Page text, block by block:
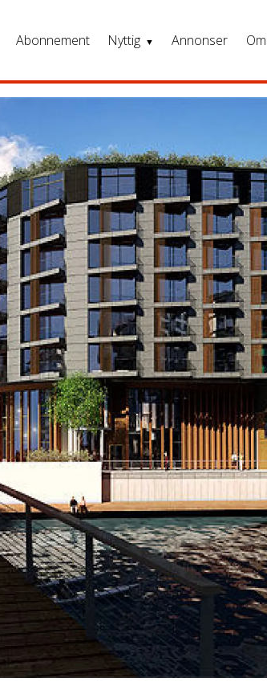
Abonnement Nyttig Annonser